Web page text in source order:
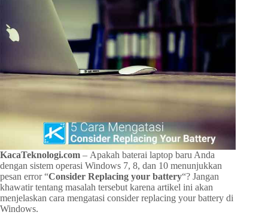
KacaTeknologi.com – Apakah baterai laptop baru Anda
dengan sistem operasi Windows 7, 8, dan 10 menunjukkan
pesan error “Consider Replacing your battery“? Jangan
khawatir tentang masalah tersebut karena artikel ini akan
menjelaskan cara mengatasi consider replacing your battery di
Windows.